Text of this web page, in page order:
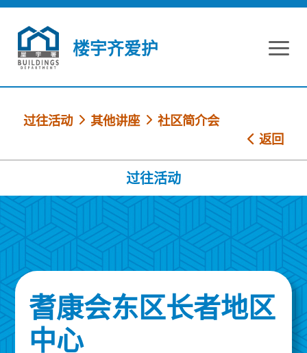
跳到内容
楼宇齐爱护
过往活动 其他讲座
社区简介会
返回
过往活动
耆康会东区长者地区
中心